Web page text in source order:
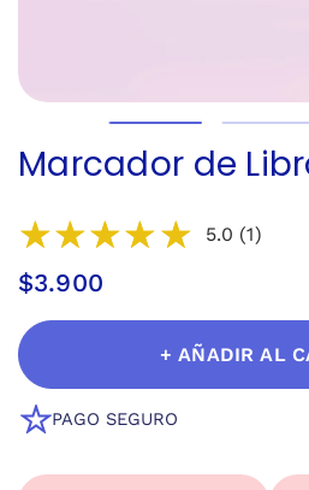
Marcador de
5.0 (1)
$3.900
+ AÑADIR AL
PAGO SEGURO